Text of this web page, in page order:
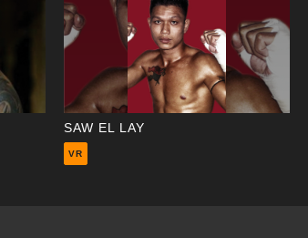
SAW EL LAY
VR